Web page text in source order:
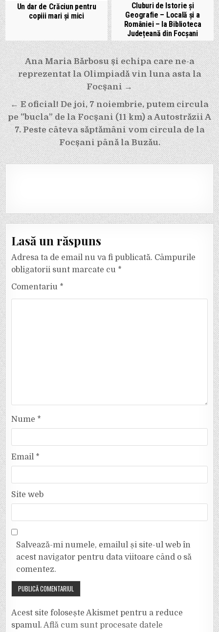
Un dar de Crăciun pentru
copiii mari și mici
Cluburi de Istorie şi
Geografie – Locală şi a
României – la Biblioteca
Județeană din Focșani
Navigare
în
articole
Ana Maria Bărbosu și echipa care ne-a
reprezentat la Olimpiadă vin luna asta la
Focșani →
← E oficial! De joi, 7 noiembrie, putem circula
pe ”bucla” de la Focșani (11 km) a Autostrăzii A
7. Peste câteva săptămâni vom circula de la
Focșani până la Buzău.
Lasă un răspuns
Adresa ta de email nu va fi publicată. Câmpurile
obligatorii sunt marcate cu *
Comentariu *
Nume *
Email *
Site web
Salvează-mi numele, emailul și site-ul web în
acest navigator pentru data viitoare când o să
comentez.
Acest site folosește Akismet pentru a reduce
spamul.Află cum sunt procesate datele